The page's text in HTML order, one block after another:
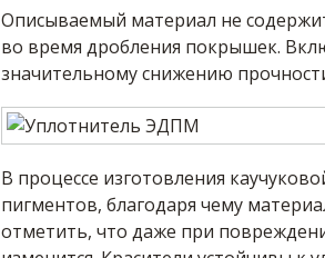
Описываемый материал не
во время дробления покрышек.
значительному снижению
В процессе изготовления
пигментов, благодаря чему
отметить, что даже при